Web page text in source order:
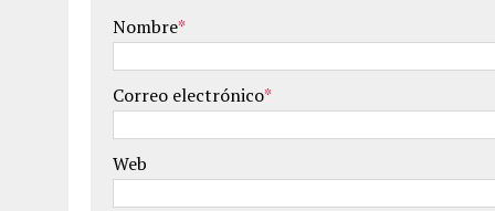
Nombre*
Correo electrónico*
Web